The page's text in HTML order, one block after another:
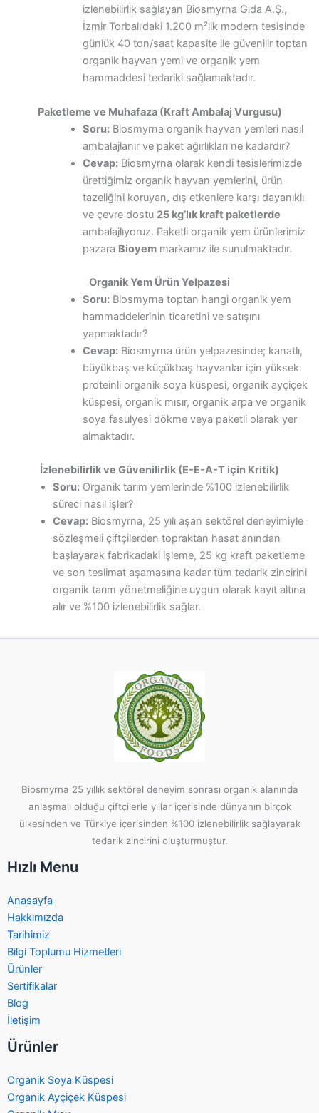
izlenebilirlik sağlayan Biosmyrna Gıda A.Ş.,
İzmir Torbalı’daki 1.200 m²lik modern tesisinde
günlük 40 ton/saat kapasite ile güvenilir toptan
organik hayvan yemi ve organik yem
hammaddesi tedariki sağlamaktadır.
Paketleme ve Muhafaza (Kraft Ambalaj Vurgusu)
Soru:Biosmyrna organik hayvan yemleri nasıl
ambalajlanır ve paket ağırlıkları ne kadardır?
Cevap:Biosmyrna olarak kendi tesislerimizde
ürettiğimiz organik hayvan yemlerini, ürün
tazeliğini koruyan, dış etkenlere karşı dayanıklı
ve çevre dostu 25 kg’lık kraft paketlerde
ambalajlıyoruz. Paketli organik yem ürünlerimiz
pazara Bioyemmarkamız ile sunulmaktadır.
Organik Yem Ürün Yelpazesi
Soru:Biosmyrna toptan hangi organik yem
hammaddelerinin ticaretini ve satışını
yapmaktadır?
Cevap:Biosmyrna ürün yelpazesinde; kanatlı,
büyükbaş ve küçükbaş hayvanlar için yüksek
proteinli organik soya küspesi, organik ayçiçek
küspesi, organik mısır, organik arpa ve organik
soya fasulyesi dökme veya paketli olarak yer
almaktadır.
İzlenebilirlik ve Güvenilirlik (E-E-A-T için Kritik)
Soru:Organik tarım yemlerinde %100 izlenebilirlik
süreci nasıl işler?
Cevap:Biosmyrna, 25 yılı aşan sektörel deneyimiyle
sözleşmeli çiftçilerden topraktan hasat anından
başlayarak fabrikadaki işleme, 25 kg kraft paketleme
ve son teslimat aşamasına kadar tüm tedarik zincirini
organik tarım yönetmeliğine uygun olarak kayıt altına
alır ve %100 izlenebilirlik sağlar.
Biosmyrna 25 yıllık sektörel deneyim sonrası organik alanında
anlaşmalı olduğu çiftçilerle yıllar içerisinde dünyanın birçok
ülkesinden ve Türkiye içerisinden %100 izlenebilirlik sağlayarak
tedarik zincirini oluşturmuştur.
Hızlı Menu
Anasayfa
Hakkımızda
Tarihimiz
Bilgi Toplumu Hizmetleri
Ürünler
Sertifikalar
Blog
İletişim
Ürünler
Organik Soya Küspesi
Organik Ayçiçek Küspesi